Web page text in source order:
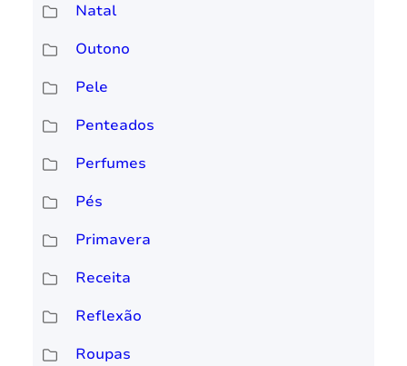
Natal
Outono
Pele
Penteados
Perfumes
Pés
Primavera
Receita
Reflexão
Roupas